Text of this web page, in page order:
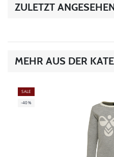
ZULETZT
MEHR AUS DER
SALE
-40%